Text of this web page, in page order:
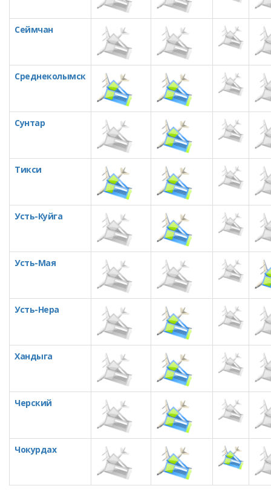
Сеймчан
Среднеколымск
Сунтар
Тикси
Усть-Куйга
Усть-Мая
Усть-Нера
Хандыга
Черский
Чокурдах